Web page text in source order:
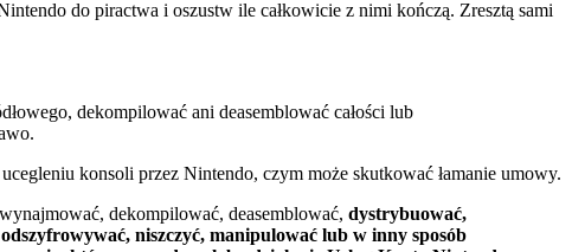
do piractwa i oszustw ile całkowicie z nimi kończą. Zresztą sami
dekompilować ani deasemblować całości lub
konsoli przez Nintendo, czym może skutkować łamanie umowy.
dekompilować, deasemblować, dystrybuować,
niszczyć, manipulować lub w inny sposób